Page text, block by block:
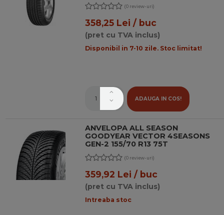
(0 review-uri)
358,25 Lei / buc
(pret cu TVA inclus)
Disponibil in 7-10 zile. Stoc limitat!
ADAUGA IN COS!
ANVELOPA ALL SEASON
GOODYEAR VECTOR 4SEASONS
GEN-2 155/70 R13 75T
(0 review-uri)
359,92 Lei / buc
(pret cu TVA inclus)
Intreaba stoc